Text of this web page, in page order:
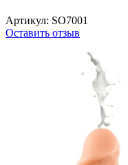
Артикул: SO7001
Оставить отзыв